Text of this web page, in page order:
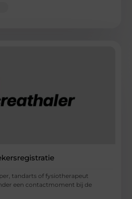
tandarts of fysiotherapeut
een contactmoment bij de